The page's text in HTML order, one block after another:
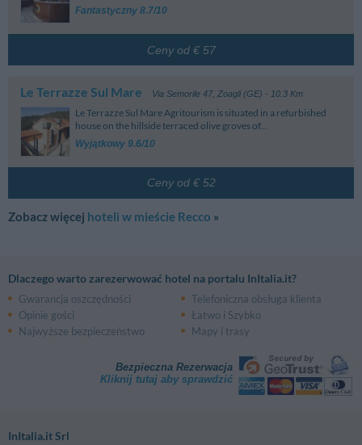
Fantastyczny 8.7/10
Ceny od € 57
Le Terrazze Sul Mare Via Semorile 47, Zoagli (GE) - 10.3 Km
Le Terrazze Sul Mare Agritourism is situated in a refurbished
house on the hillside terraced olive groves of...
Wyjątkowy 9.6/10
Ceny od € 52
Zobacz więcej hoteli w mieście Recco »
Dlaczego warto zarezerwować hotel na portalu InItalia.it?
Gwarancja oszczędności
Telefoniczna obsługa klienta
Opinie gości
Łatwo i Szybko
Najwyższe bezpieczeństwo
Mapy i trasy
Bezpieczna Rezerwacja
Kliknij tutaj aby sprawdzić
InItalia.it Srl